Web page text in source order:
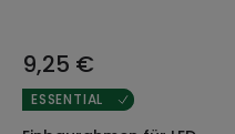
9,25 €
ESSENTIAL